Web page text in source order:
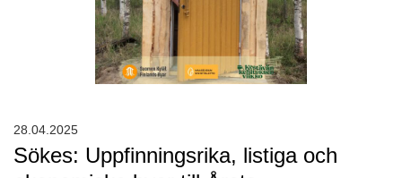
Sökes: Uppfinningsrika, listiga och
28.04.2025